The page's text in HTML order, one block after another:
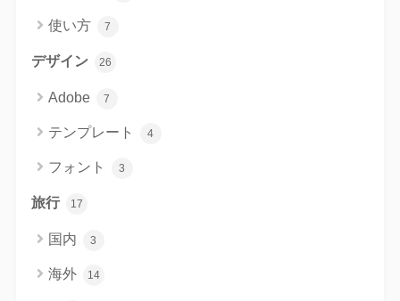
使い方 7
デザイン 26
Adobe 7
テンプレート 4
フォント 3
旅行 17
国内 3
海外 14